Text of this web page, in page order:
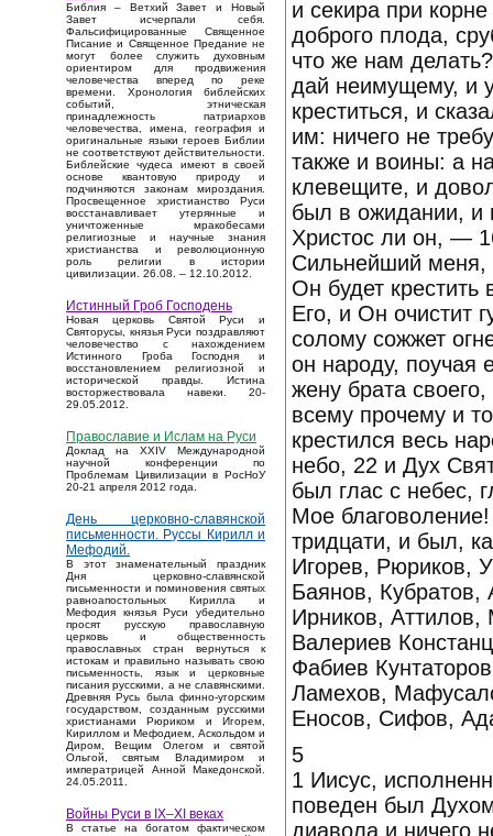
Библия – Ветхий Завет и Новый
Завет исчерпали себя.
Фальсифицированные Священное
Писание и Священное Предание не
могут более служить духовным
ориентиром для продвижения
человечества вперед по реке
времени. Хронология библейских
событий, этническая
принадлежность патриархов
человечества, имена, география и
оригинальные языки героев Библии
не соответствуют действительности.
Библейские чудеса имеют в своей
основе квантовую природу и
подчиняются законам мироздания.
Просвещенное христианство Руси
восстанавливает утерянные и
уничтоженные мракобесами
религиозные и научные знания
христианства и революционную
роль религии в истории
цивилизации. 26.08. – 12.10.2012.
Истинный Гроб Господень
Новая церковь Святой Руси и
Святорусы, князья Руси поздравляют
человечество с нахождением
Истинного Гроба Господня и
восстановлением религиозной и
исторической правды. Истина
восторжествовала навеки. 20-
29.05.2012.
Православие и Ислам на Руси
Доклад на XXIV Международной
научной конференции по
Проблемам Цивилизации в РосНоУ
20-21 апреля 2012 года.
День церковно-славянской
письменности. Руссы Кирилл и
Мефодий.
В этот знаменательный праздник
Дня церковно-славянской
письменности и поминовения святых
равноапостольных Кирилла и
Мефодия князья Руси убедительно
просят русскую православную
церковь и общественность
православных стран вернуться к
истокам и правильно называть свою
письменность, язык и церковные
писания русскими, а не славянскими.
Древняя Русь была финно-угорским
государством, созданным русскими
христианами Рюриком и Игорем,
Кириллом и Мефодием, Аскольдом и
Диром, Вещим Олегом и святой
Ольгой, святым Владимиром и
императрицей Анной Македонской.
24.05.2011.
Войны Руси в IX–XI веках
В статье на богатом фактическом
и секира при
доброго плода,
что же нам
дай неимущему, и
креститься, и
им: ничего не
также и воины: а
клевещите, и
был в ожидании, и
Христос ли он, —
Сильнейший меня,
Он будет
Его, и Он очистит
солому сожжет
он народу, поучая
жену брата
всему прочему и
крестился весь
небо, 22 и Дух
был глас с небес,
Мое
тридцати, и был,
Игорев, Рюриков,
Баянов, Кубратов,
Ирников, Аттилов,
Валериев
Фабиев
Ламехов,
Еносов, Сифов,
5
1 Иисус,
поведен был
диавола и ничего